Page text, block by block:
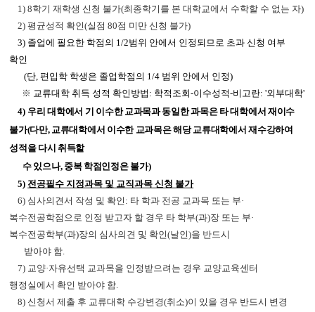
1) 8학기 재학생 신청 불가(최종학기를 본 대학교에서 수학할 수 없는 자)
2) 평균성적 확인(실점 80점 미만 신청 불가)
3) 졸업에 필요한 학점의 1/2범위 안에서 인정되므로 초과 신청 여부
확인
(단, 편입학 학생은 졸업 학점의 1/4 범위 안에서 인정)
※ 교류대학 취득 성적 확인방법: 학적조회-이수성적-비고란: '외부대학'
4) 우리 대학에서 기 이수한 교과목과 동일한 과목은 타 대학에서 재이수
불가(다만, 교류대학에서 이수한 교과목은 해당 교류대학에서 재수강하여
성적을 다시 취득할
수 있으나, 중복 학점인정은 불가)
5) 전공필수 지정과목 및 교직과목 신청 불가
6) 심사의견서 작성 및 확인: 타 학과 전공 교과목 또는 부·
복수전공학점으로 인정 받고자 할 경우 타 학부(과)장 또는 부·
복수전공학부(과)장의 심사의견 및 확인(날인)을 반드시
받아야 함.
7) 교양·자유선택 교과목을 인정받으려는 경우 교양교육센터
행정실에서 확인 받아야 함.
8) 신청서 제출 후 교류대학 수강변경(취소)이 있을 경우 반드시 변경